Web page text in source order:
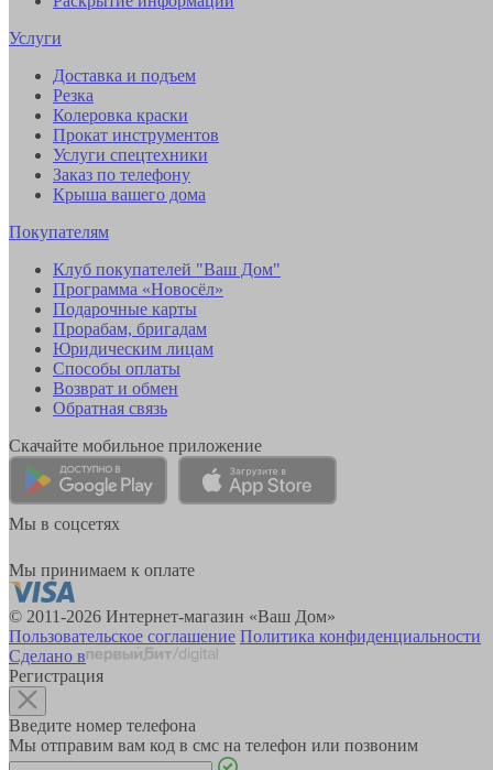
Услуги
Доставка и подъем
Резка
Колеровка краски
Прокат инструментов
Услуги спецтехники
Заказ по телефону
Крыша вашего дома
Покупателям
Клуб покупателей "Ваш Дом"
Программа «Новосёл»
Подарочные карты
Прорабам, бригадам
Юридическим лицам
Способы оплаты
Возврат и обмен
Обратная связь
Скачайте мобильное приложение
Мы в соцсетях
Мы принимаем к оплате
© 2011-2026 Интернет-магазин «Ваш Дом»
Пользовательское соглашение Политика конфиденциальности
Сделано в
Регистрация
Введите номер телефона
Мы отправим вам код в смс на телефон или позвоним